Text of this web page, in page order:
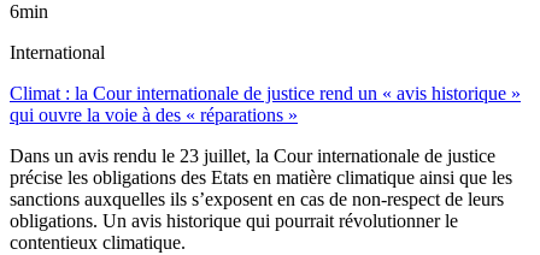
6min
International
Climat : la Cour internationale de justice rend un « avis historique »
qui ouvre la voie à des « réparations »
Dans un avis rendu le 23 juillet, la Cour internationale de justice
précise les obligations des Etats en matière climatique ainsi que les
sanctions auxquelles ils s’exposent en cas de non-respect de leurs
obligations. Un avis historique qui pourrait révolutionner le
contentieux climatique.